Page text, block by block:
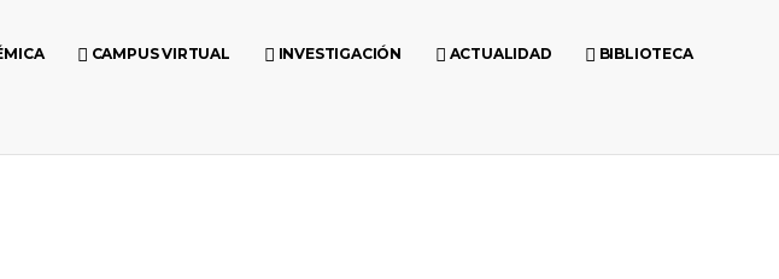
CAMPUS VIRTUAL INVESTIGACIÓN ACTUALIDAD BIBLIOTECA